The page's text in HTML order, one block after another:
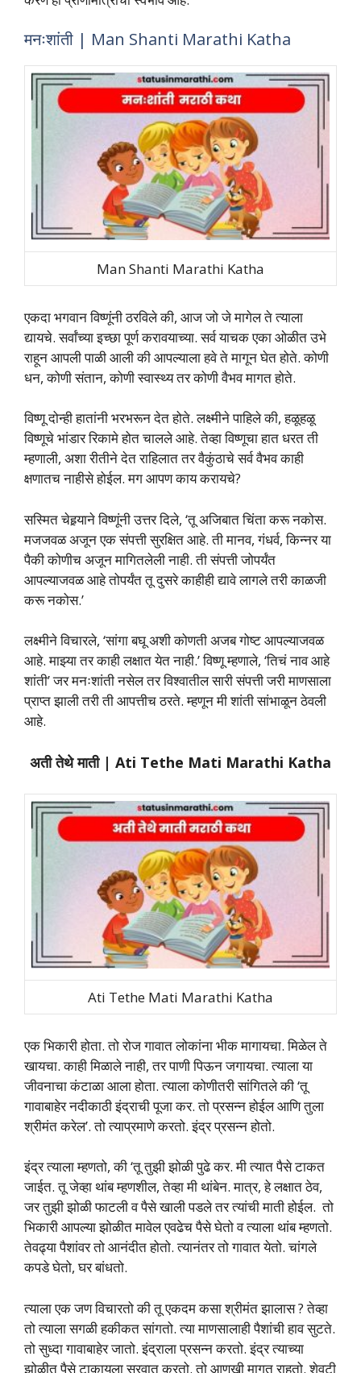
मनःशांती | Man Shanti Marathi Katha
Man Shanti Marathi Katha
एकदा भगवान विष्णूंनी ठरविले की, आज जो जे मागेल ते त्याला
द्यायचे. सर्वांच्या इच्छा पूर्ण करावयाच्या. सर्व याचक एका ओळीत उभे
राहून आपली पाळी आली की आपल्याला हवे ते मागून घेत होते. कोणी
धन, कोणी संतान, कोणी स्वास्थ्य तर कोणी वैभव मागत होते.
विष्णू दोन्ही हातांनी भरभरून देत होते. लक्ष्मीने पाहिले की, हळूहळू
विष्णूचे भांडार रिकामे होत चालले आहे. तेव्हा विष्णूचा हात धरत ती
म्हणाली, अशा रीतीने देत राहिलात तर वैकुंठाचे सर्व वैभव काही
क्षणातच नाहीसे होईल. मग आपण काय करायचे?
सस्मित चेहर्‍याने विष्णूंनी उत्तर दिले, ‘तू अजिबात चिंता करू नकोस.
मजजवळ अजून एक संपत्ती सुरक्षित आहे. ती मानव, गंधर्व, किन्नर या
पैकी कोणीच अजून मागितलेली नाही. ती संपत्ती जोपर्यंत
आपल्याजवळ आहे तोपर्यंत तू दुसरे काहीही द्यावे लागले तरी काळजी
करू नकोस.’
लक्ष्मीने विचारले, ‘सांगा बघू अशी कोणती अजब गोष्ट आपल्याजवळ
आहे. माझ्या तर काही लक्षात येत नाही.’ विष्णू म्हणाले, ‘तिचं नाव आहे
शांती’ जर मनःशांती नसेल तर विश्वातील सारी संपत्ती जरी माणसाला
प्राप्त झाली तरी ती आपत्तीच ठरते. म्हणून मी शांती सांभाळून ठेवली
आहे.
अती तेथे माती | Ati Tethe Mati Marathi Katha
Ati Tethe Mati Marathi Katha
एक भिकारी होता. तो रोज गावात लोकांना भीक मागायचा. मिळेल ते
खायचा. काही मिळाले नाही, तर पाणी पिऊन जगायचा. त्याला या
जीवनाचा कंटाळा आला होता. त्याला कोणीतरी सांगितले की ‘तू
गावाबाहेर नदीकाठी इंद्राची पूजा कर. तो प्रसन्न होईल आणि तुला
श्रीमंत करेल’. तो त्याप्रमाणे करतो. इंद्र प्रसन्न होतो.
इंद्र त्याला म्हणतो, की ‘तू तुझी झोळी पुढे कर. मी त्यात पैसे टाकत
जाईत. तू जेव्हा थांब म्हणशील, तेव्हा मी थांबेन. मात्र, हे लक्षात ठेव,
जर तुझी झोळी फाटली व पैसे खाली पडले तर त्यांची माती होईल. ‍ तो
भिकारी आपल्या झोळीत मावेल एवढेच पैसे घेतो व त्याला थांब म्हणतो.
तेवढ्या पैशांवर तो आनंदीत होतो. त्यानंतर तो गावात येतो. चांगले
कपडे घेतो, घर बांधतो.
त्याला एक जण विचारतो की तू एकदम कसा श्रीमंत झालास ? तेव्हा
तो त्याला सगळी हकीकत सांगतो. त्या माणसालाही पैशांची हाव सुटते.
तो सुध्दा गावाबाहेर जातो. इंद्राला प्रसन्न करतो. इंद्र त्याच्या
झोळीत पैसे टाकायला सुरवात करतो. तो आणखी मागत राहतो. शेवटी